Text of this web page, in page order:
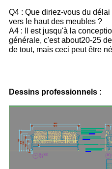
Q4 : Que diriez-vous du
vers le haut des meubles ?
A4 : Il est jusqu'à la
générale, c'est about20-25
de tout, mais ceci peut être
Dessins professionnels :